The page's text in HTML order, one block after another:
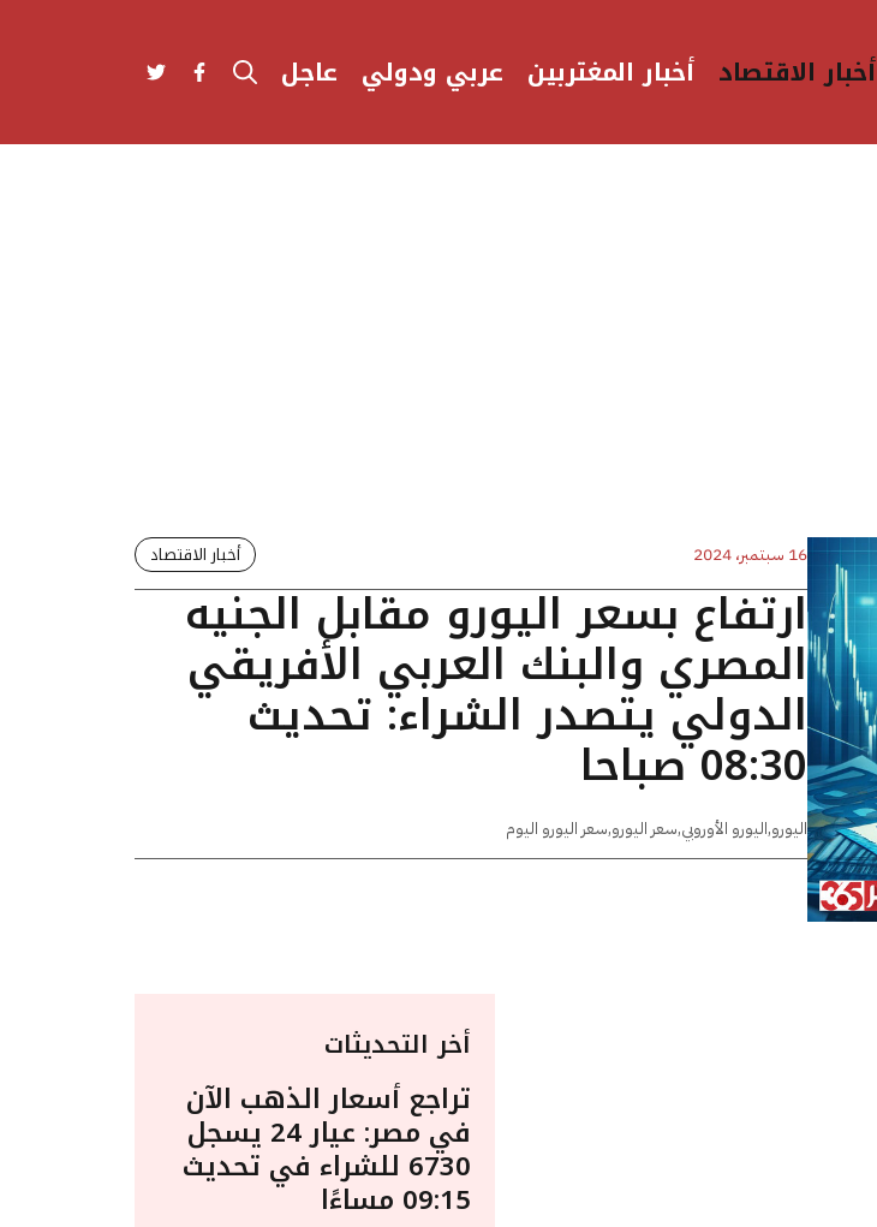
أخبار الاقتصاد أخبار المغتربين عربي ودولي عاجل
16 سبتمبر، 2024 أخبار الاقتصاد
ارتفاع بسعر اليورو مقابل الجنيه
المصري والبنك العربي الأفريقي
الدولي يتصدر الشراء: تحديث
08:30 صباحا
اليورو,اليورو الأوروبي,سعر اليورو,سعر اليورو اليوم
أخر التحديثات
تراجع أسعار الذهب الآن
في مصر: عيار 24 يسجل
6730 للشراء في تحديث
09:15 مساءًا